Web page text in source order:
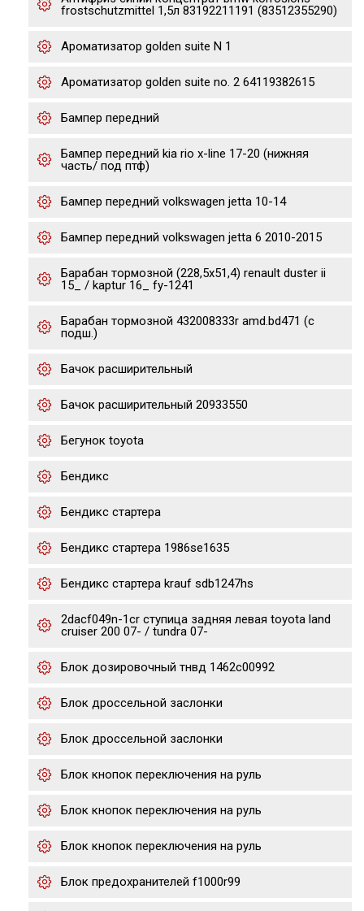
frostschutzmittel 1,5л 83192211191 (83512355290)
Ароматизатор golden suite N 1
Ароматизатор golden suite no. 2 64119382615
Бампер передний
Бампер передний kia rio x-line 17-20 (нижняя
часть/ под птф)
Бампер передний volkswagen jetta 10-14
Бампер передний volkswagen jetta 6 2010-2015
Барабан тормозной (228,5x51,4) renault duster ii
15_ / kaptur 16_ fy-1241
Барабан тормозной 432008333r amd.bd471 (с
подш.)
Бачок расширительный
Бачок расширительный 20933550
Бегунок toyota
Бендикс
Бендикс стартера
Бендикс стартера 1986se1635
Бендикс стартера krauf sdb1247hs
2dacf049n-1cr ступица задняя левая toyota land
cruiser 200 07- / tundra 07-
Блок дозировочный тнвд 1462c00992
Блок дроссельной заслонки
Блок дроссельной заслонки
Блок кнопок переключения на руль
Блок кнопок переключения на руль
Блок кнопок переключения на руль
Блок предохранителей f1000r99